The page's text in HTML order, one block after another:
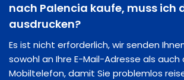
nach Palencia kaufe, muss ich
ausdrucken?
Es ist nicht erforderlich, wir senden
sowohl an Ihre E-Mail-Adresse als auch
Mobiltelefon, damit Sie problemlos